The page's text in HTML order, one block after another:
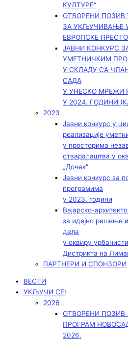
КУЛТУРЕ“
ОТВОРЕНИ
ЗА УКЉУЧИВАЊЕ
ЕВРОПСКЕ
ЈАВНИ КОНКУРС
УМЕТНИЧКИМ
У СКЛАДУ СА
САДА
У УНЕСКО МРЕЖИ
У 2024. ГОДИНИ
2023
Јавни конкурс у
реализације
у просторима
стваралаштва у
„Дочек”
Јавни конкурс за
програмима
у 2023. години
Вајарско-
за идејно решење
дела
у оквиру
Дистрикта на
ПАРТНЕРИ И СПОНЗОРИ
ВЕСТИ
УКЉУЧИ СЕ!
2026
ОТВОРЕНИ
ПРОГРАМ
2026.